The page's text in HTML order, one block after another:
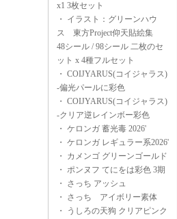
x1 3枚セット
・ イラスト：グリーンハウ
ス 東方Project仰天貼絵集
48シール / 98シール 二枚のセ
ット x 4種フルセット
・ COIJYARUS(コイジャラス)
-偏光パールに彩色
・ COIJYARUS(コイジャラス)
-クリア逆レインボー彩色
・ ケロンガ 蓄光毒 2026'
・ ケロンガ レギュラー系2026'
・ カメンゴ グリーンゴールド
・ ポンヌフ てにをは彩色 3期
・ さっち アッシュ
・ さっち アイボリー素体
・
うしろの天狗 クリアピンク